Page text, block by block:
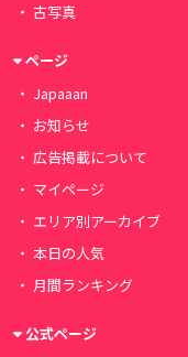
古写真
ページ
Japaaan
お知らせ
広告掲載について
マイページ
エリア別アーカイブ
本日の人気
月間ランキング
公式ページ